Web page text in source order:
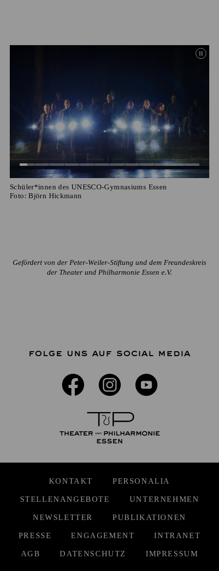
Schüler*innen des UNESCO-Gymnasiums Essen
Foto: Björn Hickmann
Gefördert von der Peter-Weiler-Stiftung und dem Freundeskreis
der Theater und Philharmonie Essen e.V.
FOLGE UNS AUF SOCIAL MEDIA
KONTAKT PERSONALIA
STELLENANGEBOTE UNTERNEHMEN
NEWSLETTER PUBLIKATIONEN
PRESSE ENGAGEMENT INTRANET
AGB DATENSCHUTZ IMPRESSUM